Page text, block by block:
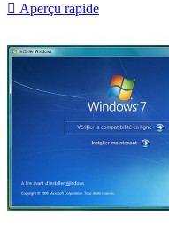
 Aperçu rapide